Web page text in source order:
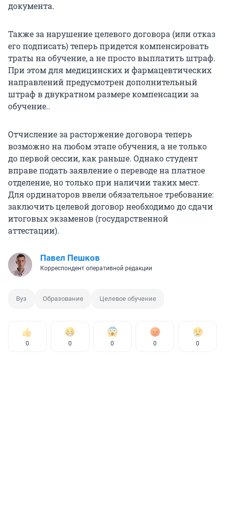
документа.
Также за нарушение целевого договора (или отказ
его подписать) теперь придется компенсировать
траты на обучение, а не просто выплатить штраф.
При этом для медицинских и фармацевтических
направлений предусмотрен дополнительный
штраф в двукратном размере компенсации за
обучение..
Отчисление за расторжение договора теперь
возможно на любом этапе обучения, а не только
до первой сессии, как раньше. Однако студент
вправе подать заявление о переводе на платное
отделение, но только при наличии таких мест.
Для ординаторов ввели обязательное требование:
заключить целевой договор необходимо до сдачи
итоговых экзаменов (государственной
аттестации).
Павел Пешков
Корреспондент оперативной редакции
Вуз Образование Целевое обучение
0 0 0 0 0